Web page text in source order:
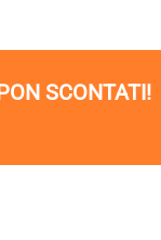
SCONTATI!